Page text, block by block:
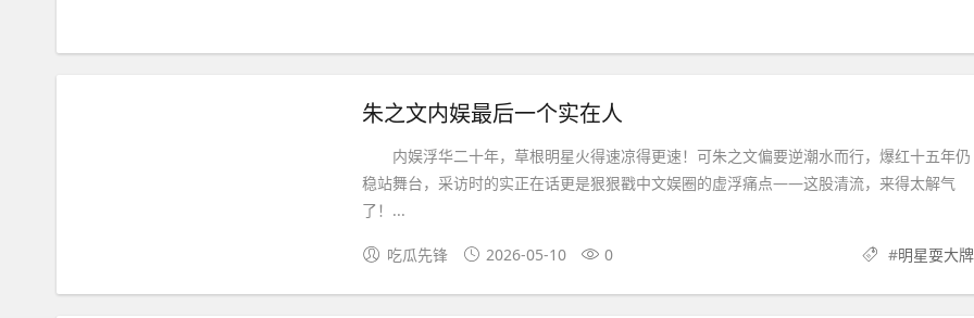
朱之文内娱最后一个实在人
内娱浮华二十年，草根明星火得速凉得更速！可朱之文偏要逆潮水而行，爆红十五年仍
稳站舞台，采访时的实正在话更是狠狠戳中文娱圈的虚浮痛点——这股清流，来得太解气
了！...
吃瓜先锋 2026-05-10 0 #明星耍大牌